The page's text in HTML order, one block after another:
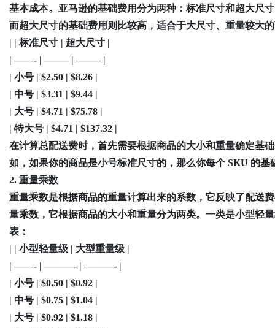
基本成本。亚马逊的基础费用分为两种：标准尺寸和超大尺
而超大尺寸的基础费用则比较高，适合于大尺寸、重量较大
| | 标准尺寸 | 超大尺寸 |
| ——- | ——– | ——– |
| 小号 | $2.50 | $8.26 |
| 中号 | $3.31 | $9.44 |
| 大号 | $4.71 | $75.78 |
| 特大号 | $4.71 | $137.32 |
在计算总配送费时，首先需要根据商品的大小和重量确定基
如，如果你的商品是小号标准尺寸的，那么你每个 SKU 的基
2. 重量乘数
重量乘数是根据商品的重量计算出来的系数，它反映了配送
量乘数，它根据商品的大小和重量分为两类。一类是小型轻
表：
| | 小型轻量级 | 大型重量级 |
| ——- | ———- | ———- |
| 小号 | $0.50 | $0.92 |
| 中号 | $0.75 | $1.04 |
| 大号 | $0.92 | $1.18 |